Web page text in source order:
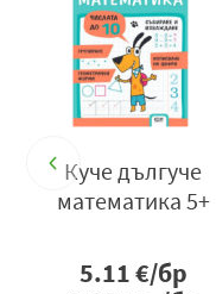
Куче дългуче
математика 5+
5.11€/бр